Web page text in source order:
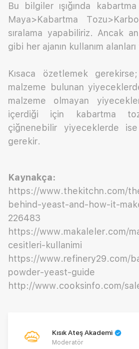
Bu bilgiler ışığında
Maya>Kabartma
sıralama yapabiliriz. Ancak
gibi her ajanın kullanım alanları
Kısaca özetlemek
malzeme bulunan
malzeme olmayan
içerdiği için kabartma
çiğnenebilir yiyeceklerde
gerekir.
Kaynakça:
https://www.thekitchn.com/
behind-yeast-and-how-it-
226483
https://www.makaleler.com/
cesitleri-kullanimi
https://www.refinery29.com/
powder-yeast-guide
http://www.cooksinfo.com/
Kısık Ateş Akademi
Moderatör